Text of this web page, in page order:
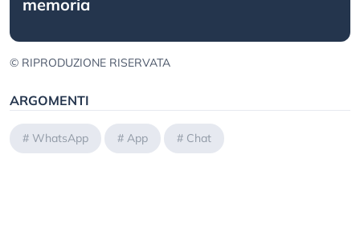
memoria
© RIPRODUZIONE RISERVATA
ARGOMENTI
# WhatsApp # App # Chat